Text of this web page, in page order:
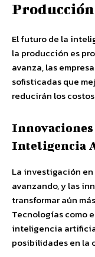
Producción
El futuro de la
la producción es
avanza, las
sofisticadas que
reducirán los
Innovaciones
Inteligencia
La investigación
avanzando, y las
transformar aún
Tecnologías como
inteligencia
posibilidades en la